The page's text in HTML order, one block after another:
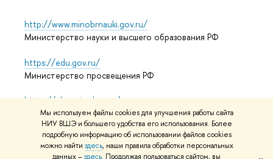
Мы используем файлы cookies для улучшения работы сайта
НИУ ВШЭ и большего удобства его использования. Более
подробную информацию об использовании файлов cookies
можно найти здесь, наши правила обработки персональных
данных –здесь. Продолжая пользоваться сайтом, вы
http://www.minobrnauki.gov.ru/
Министерство науки и высшего образования РФ
https://edu.gov.ru/
Министерство просвещения РФ
https://elearning.hse.ru/mooc
Массовые открытые онлайн-курсы
© НИУ ВШЭ 1993–2026 Адреса и контактыУсловия